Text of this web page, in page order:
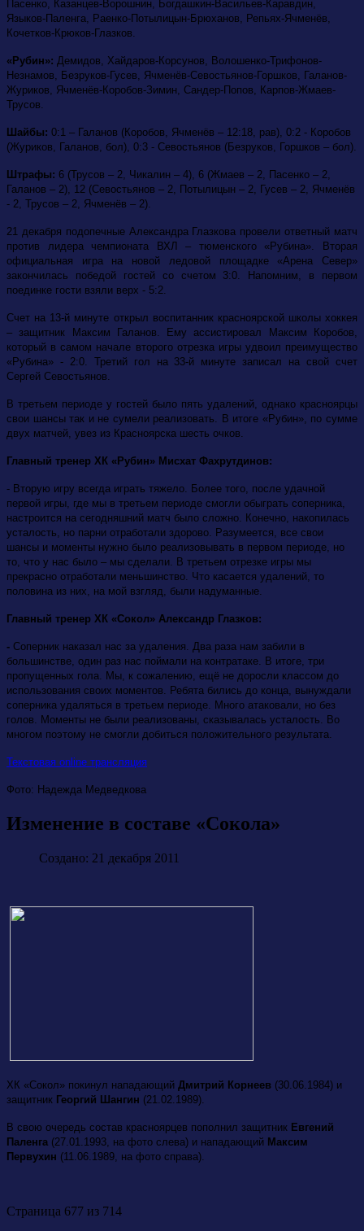
Пасенко, Казанцев-Ворошнин, Богдашкин-Васильев-Каравдин,
Языков-Паленга, Раенко-Потылицын-Брюханов, Репьях-Ячменёв,
Кочетков-Крюков-Глазков.
«Рубин»: Демидов, Хайдаров-Корсунов, Волошенко-Трифонов-
Незнамов, Безруков-Гусев, Ячменёв-Севостьянов-Горшков, Галанов-
Журиков, Ячменёв-Коробов-Зимин, Сандер-Попов, Карпов-Жмаев-
Трусов.
Шайбы: 0:1 – Галанов (Коробов, Ячменёв – 12:18, рав), 0:2 - Коробов
(Журиков, Галанов, бол), 0:3 - Севостьянов (Безруков, Горшков – бол).
Штрафы: 6 (Трусов – 2, Чикалин – 4), 6 (Жмаев – 2, Пасенко – 2,
Галанов – 2), 12 (Севостьянов – 2, Потылицын – 2, Гусев – 2, Ячменёв
- 2, Трусов – 2, Ячменёв – 2).
21 декабря подопечные Александра Глазкова провели ответный матч
против лидера чемпионата ВХЛ – тюменского «Рубина». Вторая
официальная игра на новой ледовой площадке «Арена Север»
закончилась победой гостей со счетом 3:0. Напомним, в первом
поединке гости взяли верх - 5:2.
Счет на 13-й минуте открыл воспитанник красноярской школы хоккея
– защитник Максим Галанов. Ему ассистировал Максим Коробов,
который в самом начале второго отрезка игры удвоил преимущество
«Рубина» - 2:0. Третий гол на 33-й минуте записал на свой счет
Сергей Севостьянов.
В третьем периоде у гостей было пять удалений, однако красноярцы
свои шансы так и не сумели реализовать. В итоге «Рубин», по сумме
двух матчей, увез из Красноярска шесть очков.
Главный тренер ХК «Рубин» Мисхат Фахрутдинов:
- Вторую игру всегда играть тяжело. Более того, после удачной
первой игры, где мы в третьем периоде смогли обыграть соперника,
настроится на сегодняшний матч было сложно. Конечно, накопилась
усталость, но парни отработали здорово. Разумеется, все свои
шансы и моменты нужно было реализовывать в первом периоде, но
то, что у нас было – мы сделали. В третьем отрезке игры мы
прекрасно отработали меньшинство. Что касается удалений, то
половина из них, на мой взгляд, были надуманные.
Главный тренер ХК «Сокол» Александр Глазков:
- Соперник наказал нас за удаления. Два раза нам забили в
большинстве, один раз нас поймали на контратаке. В итоге, три
пропущенных гола. Мы, к сожалению, ещё не доросли классом до
использования своих моментов. Ребята бились до конца, вынуждали
соперника удаляться в третьем периоде. Много атаковали, но без
голов. Моменты не были реализованы, сказывалась усталость. Во
многом поэтому не смогли добиться положительного результата.
Текстовая online трансляция
Фото: Надежда Медведкова
Изменение в составе «Сокола»
Создано: 21 декабря 2011
ХК «Сокол» покинул нападающий Дмитрий Корнеев (30.06.1984) и
защитник Георгий Шангин (21.02.1989).
В свою очередь состав красноярцев пополнил защитник Евгений
Паленга (27.01.1993, на фото слева) и нападающий Максим
Первухин (11.06.1989, на фото справа).
Страница 677 из 714